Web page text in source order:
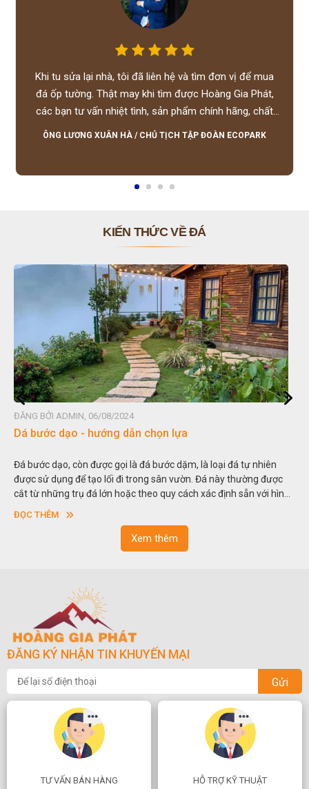
Khi tu sửa lại nhà, tôi đã liên hệ và tìm đơn vị để mua
đá ốp tường. Thật may khi tìm được Hoàng Gia Phát,
các bạn tư vấn nhiệt tình, sản phẩm chính hãng, chất
lượng tốt, giá hợp lý, hỗ trợ tận tình.
ÔNG LƯƠNG XUÂN HÀ / CHỦ TỊCH TẬP ĐOÀN ECOPARK
KIẾN THỨC VỀ ĐÁ
ĐĂNG BỞI ADMIN, 06/08/2024
Dá bước dạo - hướng dẫn chọn lựa
Đá bước dạo, còn được gọi là đá bước dặm, là loại đá tự nhiên
được sử dụng để tạo lối đi trong sân vườn. Đá này thường được
cắt từ những trụ đá lớn hoặc theo quy cách xác định sẵn với hình
vuông hoặc hình chữ nhật và có độ dày khác nhau.
ĐỌC THÊM
Xem thêm
ĐĂNG KÝ NHẬN TIN KHUYẾN MẠI
Gửi
TƯ VẤN BÁN HÀNG HỖ TRỢ KỸ THUẬT